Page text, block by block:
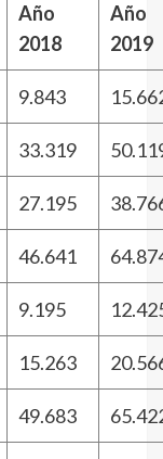
Año
2018
Año
2019
9.843
33.319
27.195
46.641
9.195
15.263
49.683